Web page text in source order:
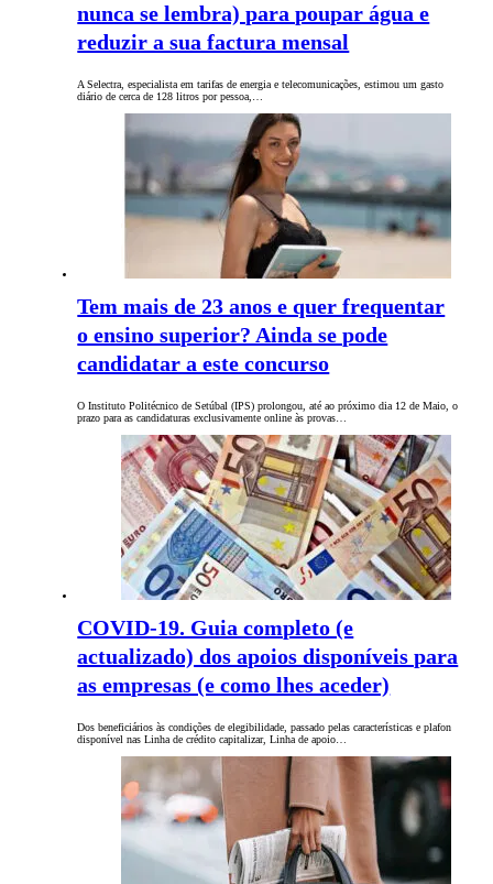
nunca se lembra) para poupar água e
reduzir a sua factura mensal
A Selectra, especialista em tarifas de energia e telecomunicações, estimou um gasto
diário de cerca de 128 litros por pessoa,…
Tem mais de 23 anos e quer frequentar
o ensino superior? Ainda se pode
candidatar a este concurso
O Instituto Politécnico de Setúbal (IPS) prolongou, até ao próximo dia 12 de Maio, o
prazo para as candidaturas exclusivamente online às provas…
COVID-19. Guia completo (e
actualizado) dos apoios disponíveis para
as empresas (e como lhes aceder)
Dos beneficiários às condições de elegibilidade, passado pelas características e plafon
disponível nas Linha de crédito capitalizar, Linha de apoio…